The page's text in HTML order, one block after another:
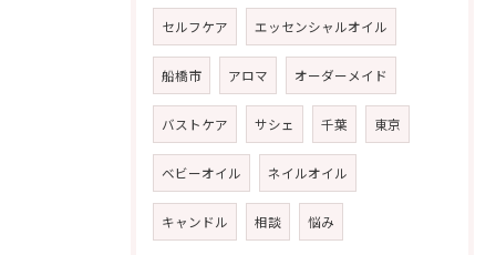
セルフケア エッセンシャルオイル
船橋市 アロマ オーダーメイド
バストケア サシェ 千葉 東京
ベビーオイル ネイルオイル
キャンドル 相談 悩み